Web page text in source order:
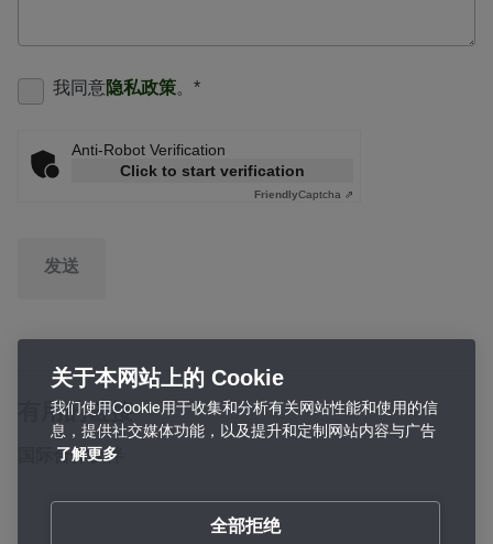
我同意隐私政策。 *
Anti-Robot Verification
Click to start verification
FriendlyCaptcha ⇗
发送
有用的链接
国际合作伙伴
关于本网站上的 Cookie
我们使用Cookie用于收集和分析有关网站性能和使用的信
息，提供社交媒体功能，以及提升和定制网站内容与广告
了解更多
全部拒绝